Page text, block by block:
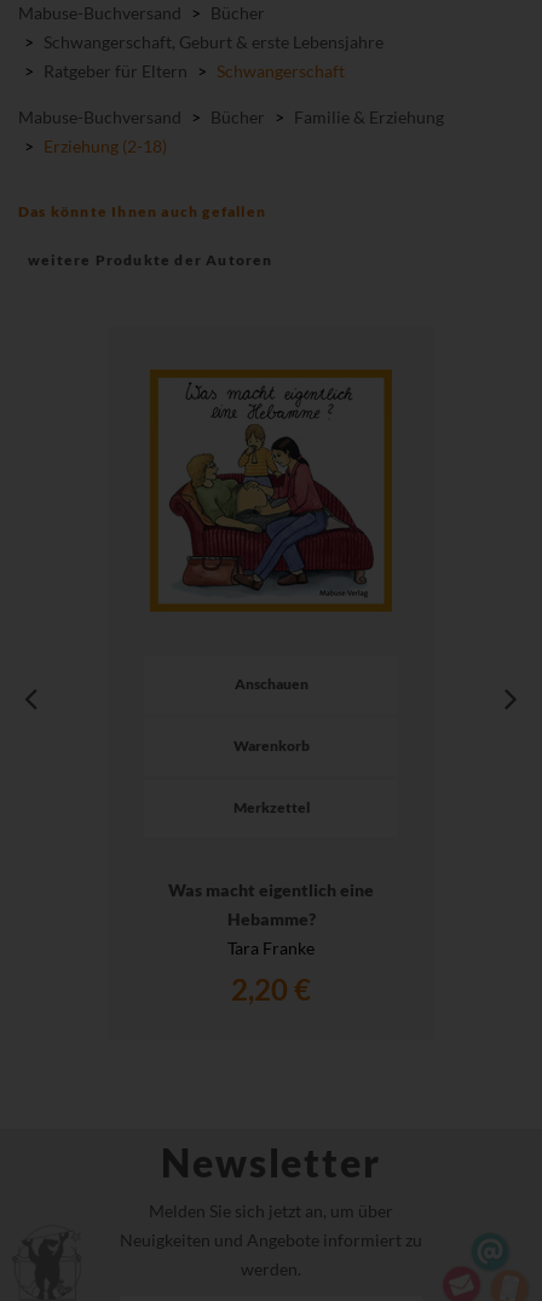
Mabuse-Buchversand > Bücher
> Schwangerschaft, Geburt & erste Lebensjahre
>
Ratgeber für Eltern > Schwangerschaft
Mabuse-Buchversand > Bücher > Familie & Erziehung
> Erziehung (2-18)
Das könnte Ihnen auch gefallen
weitere Produkte der Autoren
Anschauen
Warenkorb
Merkzettel
Was macht eigentlich eine
Hebamme?
Tara Franke
2,20 €
Newsletter
Melden Sie sich jetzt an, um über
Neuigkeiten und Angebote informiert zu
werden.